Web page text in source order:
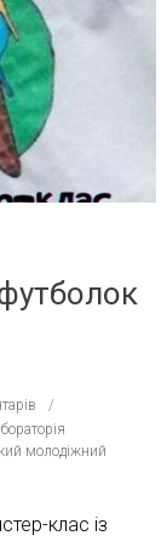
молодіжний
клас із